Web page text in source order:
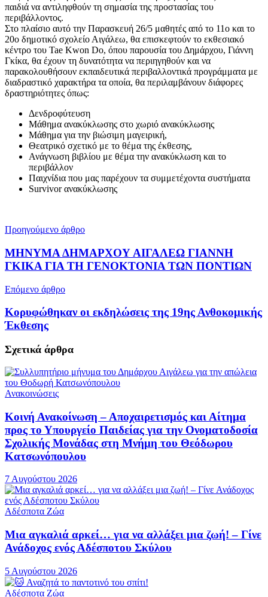
παιδιά να αντιληφθούν τη σημασία της προστασίας του
περιβάλλοντος.
Στο πλαίσιο αυτό την Παρασκευή 26/5 μαθητές από το 11ο και το
20ο δημοτικό σχολείο Αιγάλεω, θα επισκεφτούν το εκθεσιακό
κέντρο του Tae Kwon Do, όπου παρουσία του Δημάρχου, Γιάννη
Γκίκα, θα έχουν τη δυνατότητα να περιηγηθούν και να
παρακολουθήσουν εκπαιδευτικά περιβαλλοντικά προγράμματα με
διαδραστικό χαρακτήρα τα οποία, θα περιλαμβάνουν διάφορες
δραστηριότητες όπως:
Δενδροφύτευση
Μάθημα ανακύκλωσης στο χωριό ανακύκλωσης
Μάθημα για την βιώσιμη μαγειρική,
Θεατρικό σχετικό με το θέμα της έκθεσης,
Ανάγνωση βιβλίου με θέμα την ανακύκλωση και το
περιβάλλον
Παιχνίδια που μας παρέχουν τα συμμετέχοντα συστήματα
Survivor ανακύκλωσης
Προηγούμενο άρθρο
ΜΗΝΥΜΑ ΔΗΜΑΡΧΟΥ ΑΙΓΑΛΕΩ ΓΙΑΝΝΗ
ΓΚΙΚΑ ΓΙΑ ΤΗ ΓΕΝΟΚΤΟΝΙΑ ΤΩΝ ΠΟΝΤΙΩΝ
Επόμενο άρθρο
Κορυφώθηκαν οι εκδηλώσεις της 19ης Ανθοκομικής
Έκθεσης
Σχετικά άρθρα
Ανακοινώσεις
Κοινή Ανακοίνωση – Αποχαιρετισμός και Αίτημα
προς το Υπουργείο Παιδείας για την Ονοματοδοσία
Σχολικής Μονάδας στη Μνήμη του Θεόδωρου
Κατσωνόπουλου
7 Αυγούστου 2026
Αδέσποτα Ζώα
Μια αγκαλιά αρκεί… για να αλλάξει μια ζωή! – Γίνε
Ανάδοχος ενός Αδέσποτου Σκύλου
5 Αυγούστου 2026
Αδέσποτα Ζώα